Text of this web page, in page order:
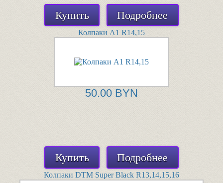
Купить Подробнее
Колпаки A1 R14,15
50.00 BYN
Купить Подробнее
Колпаки DTM Super Black R13,14,15,16